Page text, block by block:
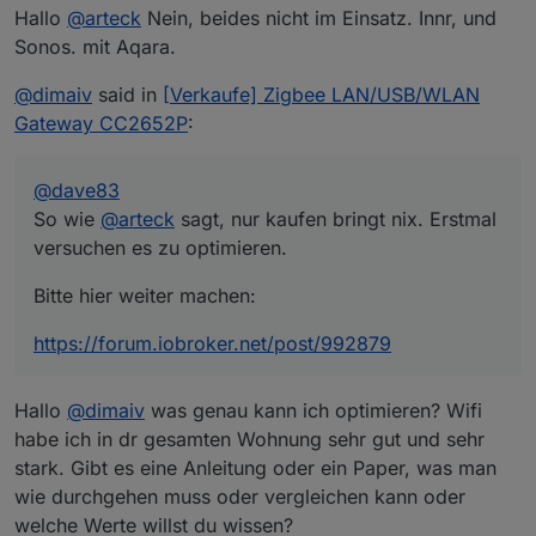
Hallo @arteck Nein, beides nicht im Einsatz. Innr, und
Sonos. mit Aqara.
@dimaiv said in [Verkaufe] Zigbee LAN/USB/WLAN
Gateway CC2652P:
@dave83
So wie @arteck sagt, nur kaufen bringt nix. Erstmal
versuchen es zu optimieren.
Bitte hier weiter machen:
https://forum.iobroker.net/post/992879
Hallo @dimaiv was genau kann ich optimieren? Wifi
habe ich in dr gesamten Wohnung sehr gut und sehr
stark. Gibt es eine Anleitung oder ein Paper, was man
wie durchgehen muss oder vergleichen kann oder
welche Werte willst du wissen?